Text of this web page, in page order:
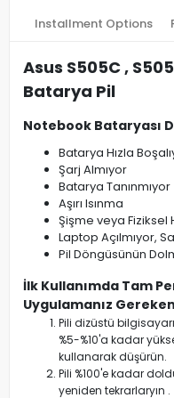
Installment Options
Asus S505C ,
Batarya Pil
Notebook Bataryası
Batarya Hızla
Şarj Almıyor
Batarya Tanınmıyor
Aşırı Isınma
Şişme veya Fiziksel
Laptop Açılmıyor,
Pil Döngüsünün
İlk Kullanımda Tam
Uygulamanız
Pili dizüstü
%5-%10'a kadar
kullanarak düşürün.
Pili %100'e kadar
yeniden tekrarlaryın .